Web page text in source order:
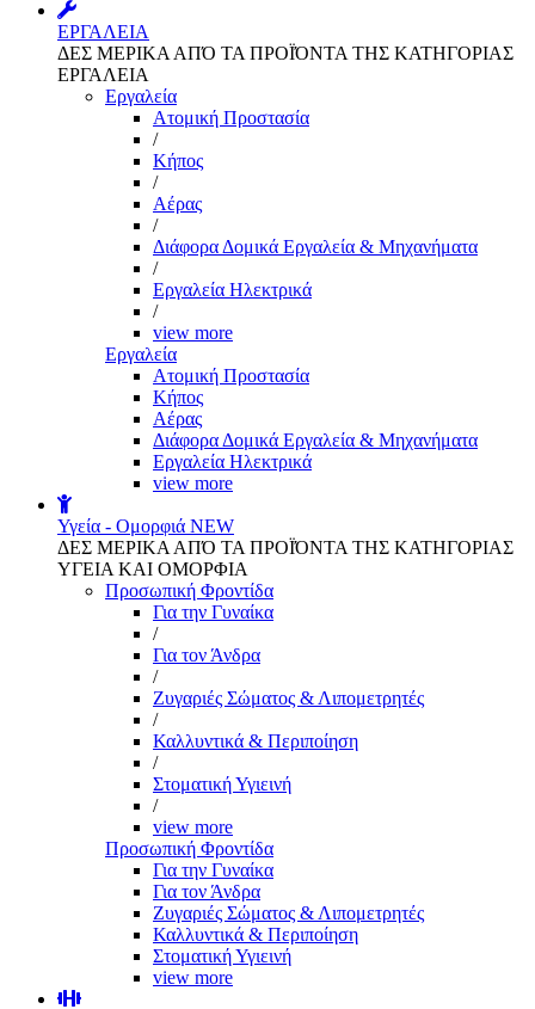
ΕΡΓΑΛΕΙΑ
ΔΕΣ ΜΕΡΙΚΑ ΑΠΌ ΤΑ ΠΡΟΪΌΝΤΑ ΤΗΣ ΚΑΤΗΓΟΡΙΑΣ
ΕΡΓΑΛΕΙΑ
Εργαλεία
Aτομική Προστασία
/
Kήπος
/
Αέρας
/
Διάφορα Δομικά Εργαλεία & Μηχανήματα
/
Εργαλεία Ηλεκτρικά
/
view more
Εργαλεία
Aτομική Προστασία
Kήπος
Αέρας
Διάφορα Δομικά Εργαλεία & Μηχανήματα
Εργαλεία Ηλεκτρικά
view more
Υγεία - Ομορφιά NEW
ΔΕΣ ΜΕΡΙΚΑ ΑΠΌ ΤΑ ΠΡΟΪΌΝΤΑ ΤΗΣ ΚΑΤΗΓΟΡΙΑΣ
ΥΓΕΙΑ ΚΑΙ ΟΜΟΡΦΙΑ
Προσωπική Φροντίδα
Για την Γυναίκα
/
Για τον Άνδρα
/
Ζυγαριές Σώματος & Λιπομετρητές
/
Καλλυντικά & Περιποίηση
/
Στοματική Υγιεινή
/
view more
Προσωπική Φροντίδα
Για την Γυναίκα
Για τον Άνδρα
Ζυγαριές Σώματος & Λιπομετρητές
Καλλυντικά & Περιποίηση
Στοματική Υγιεινή
view more